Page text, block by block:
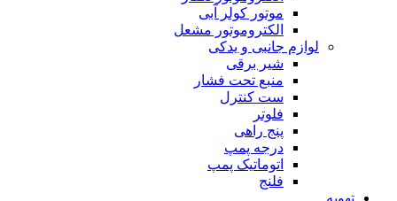
موتور کولر آبی
الکتروموتور مشعل
لوازم جانبی و یدکی
شیر برقی
منبع تحت فشار
ست کنترل
فلوتر
پنج راهی
درجه پمپ
اتوماتیک پمپ
فلنج
تهویه